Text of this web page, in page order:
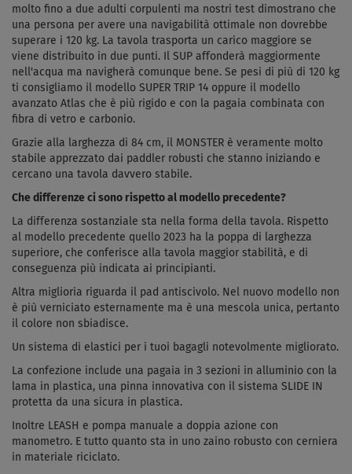
molto fino a due adulti corpulenti ma nostri test dimostrano che
una persona per avere una navigabilità ottimale non dovrebbe
superare i 120 kg. La tavola trasporta un carico maggiore se
viene distribuito in due punti. Il SUP affonderà maggiormente
nell'acqua ma navigherà comunque bene. Se pesi di più di 120 kg
ti consigliamo il modello SUPER TRIP 14 oppure il modello
avanzato Atlas che è più rigido e con la pagaia combinata con
fibra di vetro e carbonio.
Grazie alla larghezza di 84 cm, il MONSTER è veramente molto
stabile apprezzato dai paddler robusti che stanno iniziando e
cercano una tavola davvero stabile.
Che differenze ci sono rispetto al modello precedente?
La differenza sostanziale sta nella forma della tavola. Rispetto
al modello precedente quello 2023 ha la poppa di larghezza
superiore, che conferisce alla tavola maggior stabilità, e di
conseguenza più indicata ai principianti.
Altra miglioria riguarda il pad antiscivolo. Nel nuovo modello non
è più verniciato esternamente ma è una mescola unica, pertanto
il colore non sbiadisce.
Un sistema di elastici per i tuoi bagagli notevolmente migliorato.
La confezione include una pagaia in 3 sezioni in alluminio con la
lama in plastica, una pinna innovativa con il sistema SLIDE IN
protetta da una sicura in plastica.
Inoltre LEASH e pompa manuale a doppia azione con
manometro. E tutto quanto sta in uno zaino robusto con cerniera
in materiale riciclato.